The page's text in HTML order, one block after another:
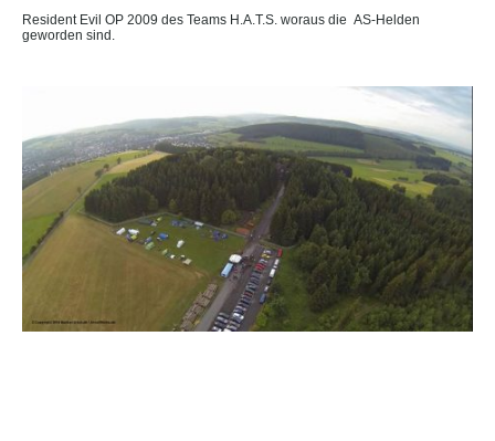
Resident Evil OP 2009 des Teams H.A.T.S. woraus die AS-Helden
geworden sind.